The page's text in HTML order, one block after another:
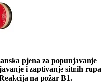
pjena za popunjavanje
i zaptivanje sitnih rupa
na požar B1.